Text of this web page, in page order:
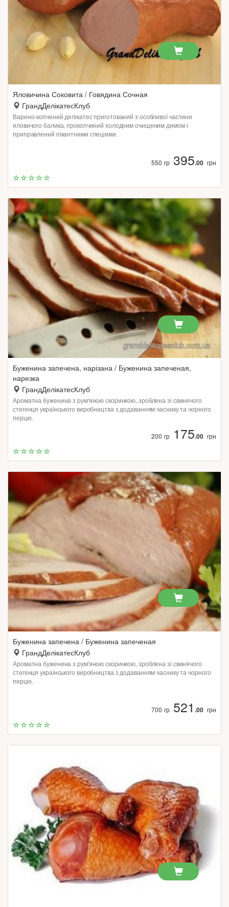
Яловичина Соковита / Говядина Сочная
ГрандДелікатесКлуб
Варено-копчений делікатес приготований з особливої ​​частини
яловичого балика, прокопчений холодним очищеним димом і
приправлений пікантними спеціями.
550 гр395.00 грн
Буженина запечена, нарізана / Буженина запеченая,
нарезка
ГрандДелікатесКлуб
Ароматна буженина з рум'яною скоринкою, зроблена зі свинячого
стегенця українського виробництва з додаванням часнику та чорного
перцю.
200 гр175.00 грн
Буженина запечена / Буженина запеченая
ГрандДелікатесКлуб
Ароматна буженина з рум'яною скоринкою, зроблена зі свинячого
стегенця українського виробництва з додаванням часнику та чорного
перцю.
700 гр521 .00 грн